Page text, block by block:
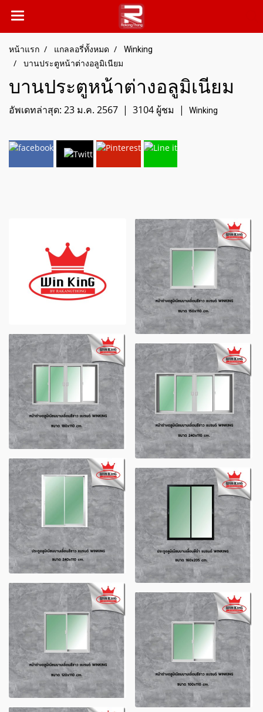
หน้าแรก แกลลอรี่ทั้งหมด
Winking
บานประตูหน้าต่างอลูมิเนียม
บานประตูหน้าต่างอลูมิเนียม
อัพเดทล่าสุด: 23 ม.ค. 2567 | 3104 ผู้ชม | Winking